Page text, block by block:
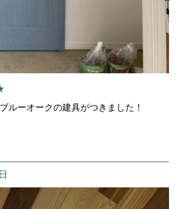
ルーオークの建具がつきました！